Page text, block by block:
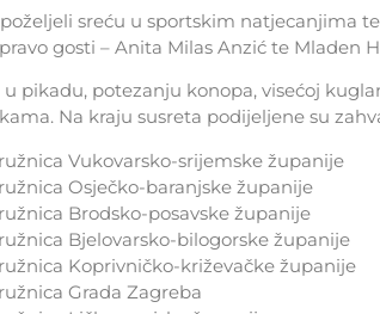
sreću u sportskim natjecanjima
gosti – Anita Milas Anzić te Mladen
pikadu, potezanju konopa, visećoj
Na kraju susreta podijeljene su
Vukovarsko-srijemske županije
Osječko-baranjske županije
Brodsko-posavske županije
Bjelovarsko-bilogorske županije
Koprivničko-križevačke županije
Grada Zagreba